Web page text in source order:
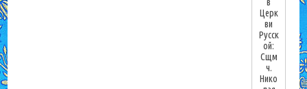
в
Церк
ви
Русск
ой:
Сщм
ч.
Нико